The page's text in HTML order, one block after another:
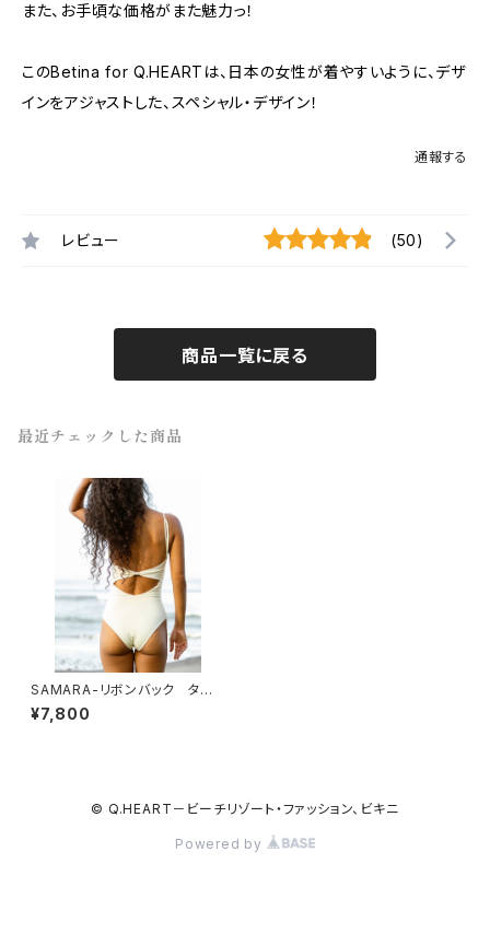
また、お手頃な価格がまた魅力っ！
このBetina for Q.HEARTは、日本の女性が着やすいように、デザ
インをアジャストした、スペシャル・デザイン！
通報する
レビュー (50)
商品一覧に戻る
最近チェックした商品
SAMARA-リボンバック タン
キニ
¥7,800
© Q.HEART－ビーチリゾート・ファッション、ビキニ
Powered by